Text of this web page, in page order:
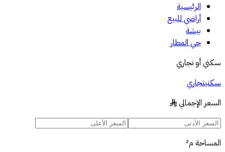
الرئيسية
أراضي للبيع
بيشة
حي المطار
سكني أو تجاري
سكنيتجاري
السعر الإجمالي §
المساحة م²